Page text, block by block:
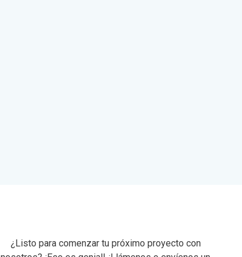
¿Listo para comenzar tu próximo proyecto con